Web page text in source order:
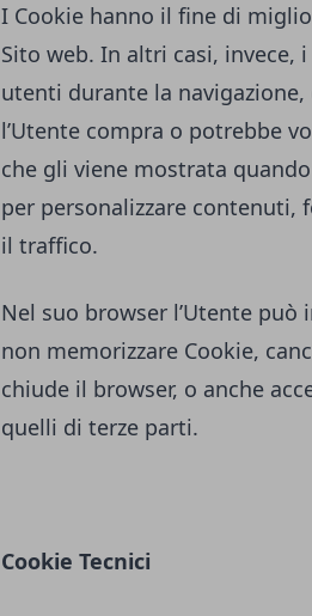
I Cookie hanno il fine di
Sito web. In altri casi, invece,
utenti durante la
l’Utente compra o potrebbe
che gli viene mostrata
per personalizzare contenuti,
il traffico.
Nel suo browser l’Utente
non memorizzare Cookie,
chiude il browser, o anche
quelli di terze parti.
Cookie Tecnici